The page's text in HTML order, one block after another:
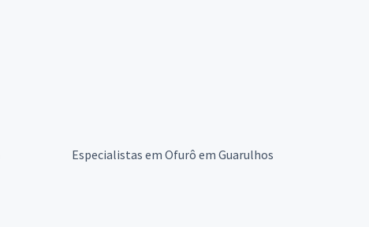
Especialistas em Ofurô em Guarulhos